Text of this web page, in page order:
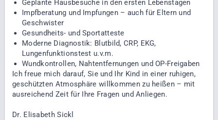
Geplante Hausbesuche in den ersten Lebenstagen
Impfberatung und Impfungen – auch für Eltern und
Geschwister
Gesundheits- und Sportatteste
Moderne Diagnostik: Blutbild, CRP, EKG,
Lungenfunktionstest u.v.m.
Wundkontrollen, Nahtentfernungen und OP-Freigaben
Ich freue mich darauf, Sie und Ihr Kind in einer ruhigen,
geschützten Atmosphäre willkommen zu heißen – mit
ausreichend Zeit für Ihre Fragen und Anliegen.
Dr. Elisabeth Sickl